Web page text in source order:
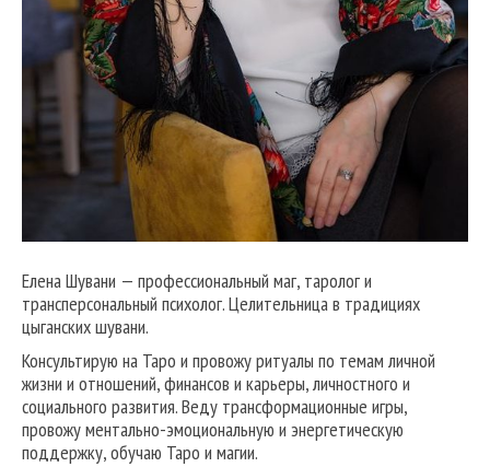
Елена Шувани — профессиональный маг, таролог и
трансперсональный психолог. Целительница в традициях
цыганских шувани.
Консультирую на Таро и провожу ритуалы по темам личной
жизни и отношений, финансов и карьеры, личностного и
социального развития. Веду трансформационные игры,
провожу ментально-эмоциональную и энергетическую
поддержку, обучаю Таро и магии.